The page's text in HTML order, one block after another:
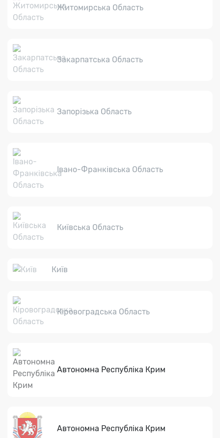
Житомирська Область
Закарпатська Область
Запорізька Область
Івано-Франківська Область
Київська Область
Київ
Кіровоградська Область
Автономна Республіка Крим
Автономна Республіка Крим